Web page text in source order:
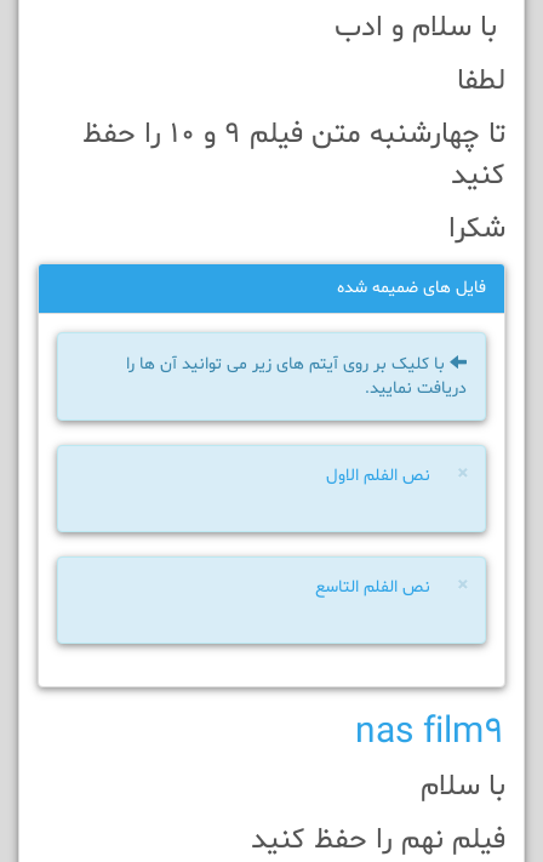
با سلام و ادب
لطفا
تا چهارشنبه متن فیلم 9 و 10 را حفظ
کنيد
شکرا
فایل های ضمیمه شده
با کلیک بر روی آیتم های زیر می توانید آن ها را
دریافت نمایید.
× نص الفلم الاول
× نص الفلم التاسع
nas film9
با سلام
فيلم نهم را حفظ کنيد